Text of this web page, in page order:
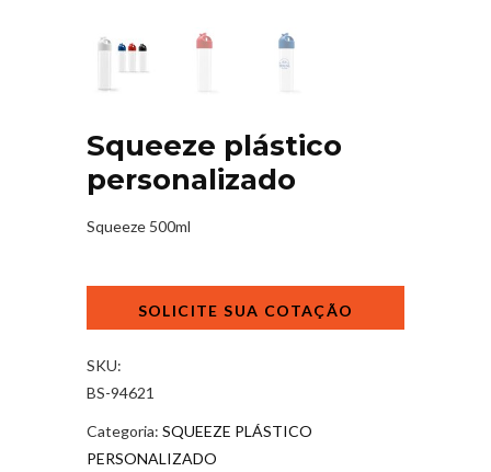
Squeeze plástico
personalizado
Squeeze 500ml
personalizado
SKU:
BS-94621
Categoria: SQUEEZE PLÁSTICO
PERSONALIZADO